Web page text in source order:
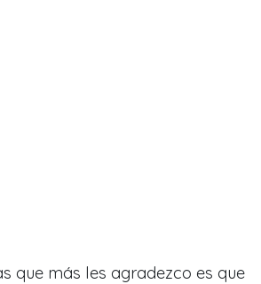
que más les agradezco es que